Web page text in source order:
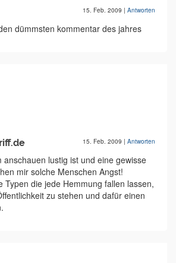
15. Feb. 2009 | Antworten
dümmsten kommentar des jahres
15. Feb. 2009 | Antworten
anschauen lustig ist und eine gewisse
mir solche Menschen Angst!
Typen die jede Hemmung fallen lassen,
zu stehen und dafür einen